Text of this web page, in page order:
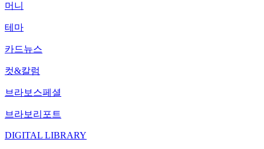
머니
테마
카드뉴스
컷&칼럼
브라보스페셜
브라보리포트
DIGITAL LIBRARY